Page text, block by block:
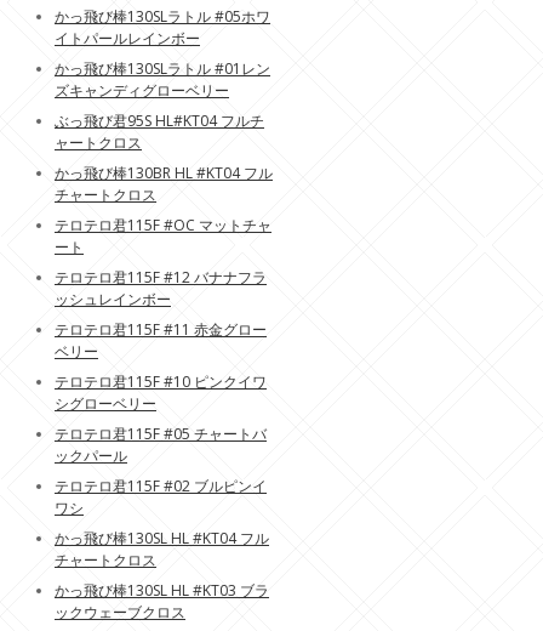
かっ飛び棒130SLラトル #05ホワ
イトパールレインボー
かっ飛び棒130SLラトル #01レン
ズキャンディグローベリー
ぶっ飛び君95S HL#KT04 フルチ
ャートクロス
かっ飛び棒130BR HL #KT04 フル
チャートクロス
テロテロ君115F #OC マットチャ
ート
テロテロ君115F #12 バナナフラ
ッシュレインボー
テロテロ君115F #11 赤金グロー
ベリー
テロテロ君115F #10 ピンクイワ
シグローベリー
テロテロ君115F #05 チャートバ
ックパール
テロテロ君115F #02 ブルピンイ
ワシ
かっ飛び棒130SL HL #KT04 フル
チャートクロス
かっ飛び棒130SL HL #KT03 ブラ
ックウェーブクロス